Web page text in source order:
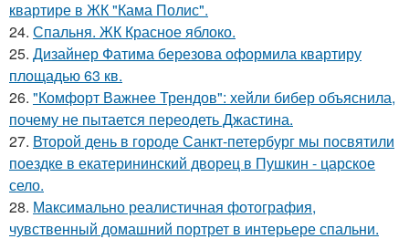
квартире в ЖК "Кама Полис".
24. Спальня. ЖК Красное яблоко.
25. Дизайнер Фатима березова оформила квартиру
площадью 63 кв.
26. "Комфорт Важнее Трендов": хейли бибер объяснила,
почему не пытается переодеть Джастина.
27. Второй день в городе Санкт-петербург мы посвятили
поездке в екатерининский дворец в Пушкин - царское
село.
28. Максимально реалистичная фотография,
чувственный домашний портрет в интерьере спальни.